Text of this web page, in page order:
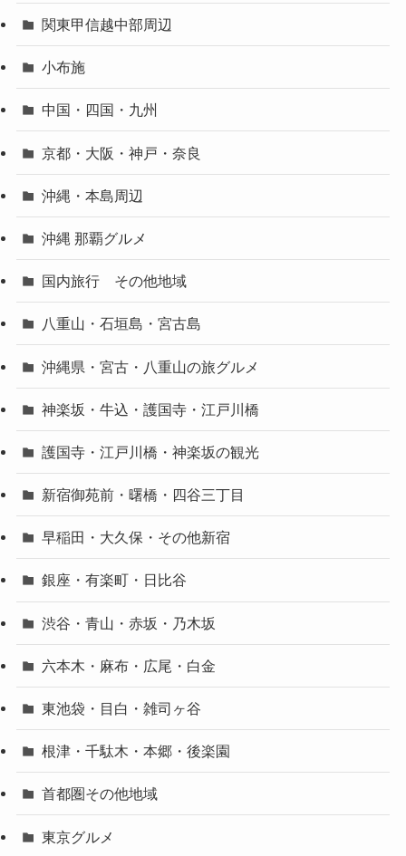
関東甲信越中部周辺
小布施
中国・四国・九州
京都・大阪・神戸・奈良
沖縄・本島周辺
沖縄 那覇グルメ
国内旅行 その他地域
八重山・石垣島・宮古島
沖縄県・宮古・八重山の旅グルメ
神楽坂・牛込・護国寺・江戸川橋
護国寺・江戸川橋・神楽坂の観光
新宿御苑前・曙橋・四谷三丁目
早稲田・大久保・その他新宿
銀座・有楽町・日比谷
渋谷・青山・赤坂・乃木坂
六本木・麻布・広尾・白金
東池袋・目白・雑司ヶ谷
根津・千駄木・本郷・後楽園
首都圏その他地域
東京グルメ